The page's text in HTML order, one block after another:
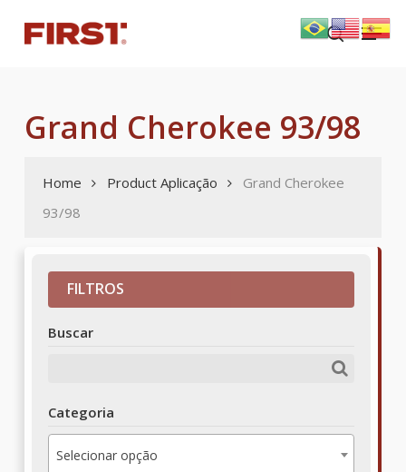
main
search
Menu
Grand Cherokee 93/98
Home Product Aplicação
Grand Cherokee
93/98
FILTROS
Buscar
Categoria
Selecionar opção